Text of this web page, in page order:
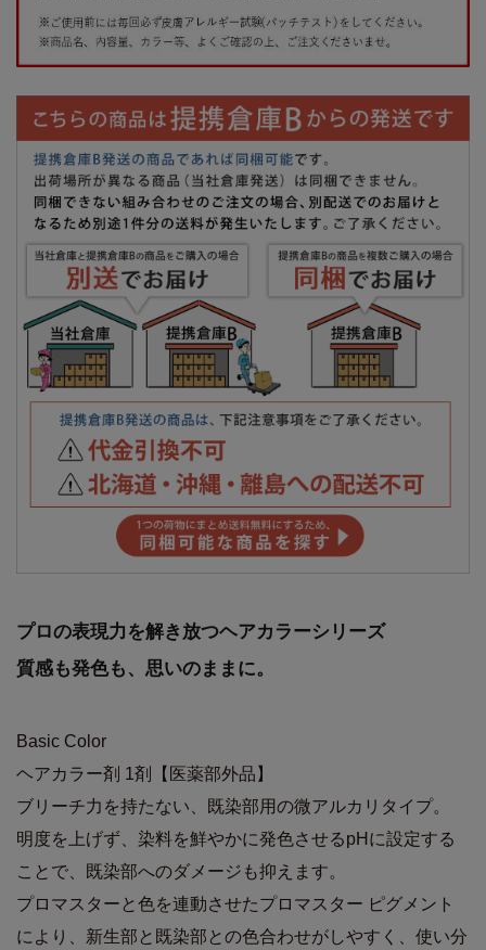
プロの表現力を解き放つヘアカラーシリーズ
質感も発色も、思いのままに。
Basic Color
ヘアカラー剤 1剤【医薬部外品】
ブリーチ力を持たない、既染部用の微アルカリタイプ。
明度を上げず、染料を鮮やかに発色させるpHに設定する
ことで、既染部へのダメージも抑えます。
プロマスターと色を連動させたプロマスター ピグメント
により、新生部と既染部との色合わせがしやすく、使い分